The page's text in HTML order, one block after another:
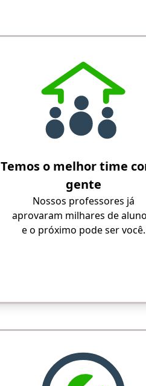
Temos o melhor time
gente
Nossos professores já
aprovaram milhares de
e o próximo pode ser você.